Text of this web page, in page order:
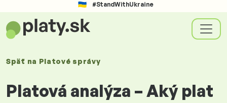
#StandWithUkraine
Späť na Platovésprávy
Platová analýza – Aký plat